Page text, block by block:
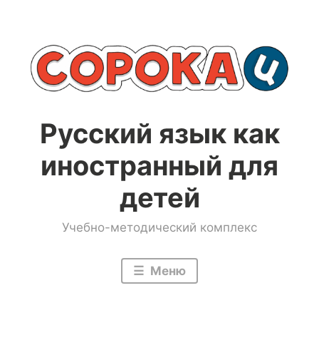
содержимому
Русский язык как
иностранный для
детей
Учебно-методический комплекс
Меню